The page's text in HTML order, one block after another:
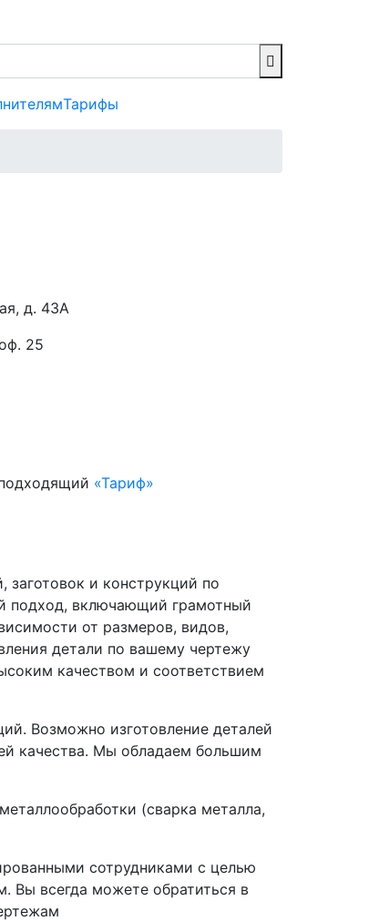
Тарифы
д. 43А
25
«Тариф»
и конструкций по
подход, включающий грамотный
от размеров, видов,
детали по вашему чертежу
качеством и соответствием
Возможно изготовление деталей
качества. Мы обладаем большим
(сварка металла,
сотрудниками с целью
Вы всегда можете обратиться в